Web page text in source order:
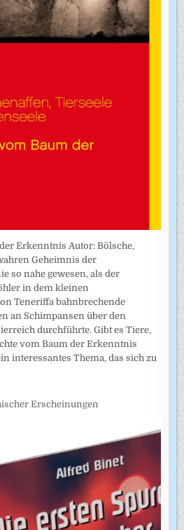
Erkenntnis Autor: Bölsche,
Geheimnis der
so nahe gewesen, als der
in dem kleinen
Teneriffa bahnbrechende
an Schimpansen über den
durchführte. Gibt es Tiere,
vom Baum der Erkenntnis
interessantes Thema, das sich zu
Erscheinungen